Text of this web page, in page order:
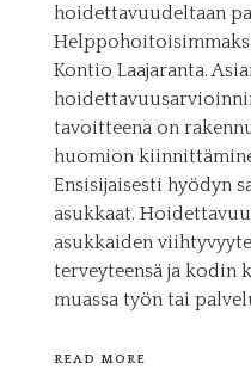
hoidettavuudeltaan
Kontio Laajaranta.
tavoitteena on
huomion
Ensisijaisesti hyödyn
asukkaat.
asukkaiden
terveyteensä ja kodin
muassa työn tai
READ MORE